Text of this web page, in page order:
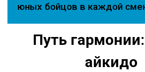
юных бойцов в каждой
Путь
айкидо